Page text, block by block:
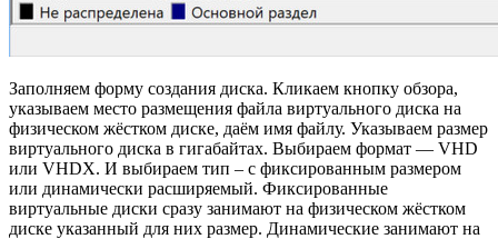
Заполняем форму создания диска. Кликаем кнопку обзора,
указываем место размещения файла виртуального диска на
физическом жёстком диске, даём имя файлу. Указываем размер
виртуального диска в гигабайтах. Выбираем формат — VHD
или VHDX. И выбираем тип – с фиксированным размером
или динамически расширяемый. Фиксированные
виртуальные диски сразу занимают на физическом жёстком
диске указанный для них размер. Динамические занимают на